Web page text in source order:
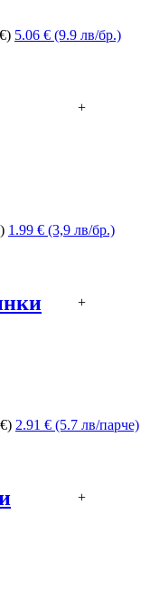
5.06 € (9.9 лв/бр.)
+
1.99 € (3,9 лв/бр.)
+
2.91 € (5.7 лв/парче)
+